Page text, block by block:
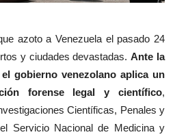
azotoa Venezuela el pasado 24
y ciudades devastadas.Ante la
l gobierno venezolano aplica un
forense legal y científico,
Científicas, Penales y
Servicio Nacional de Medicina y